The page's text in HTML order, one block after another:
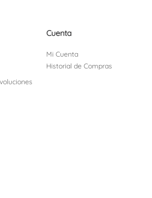
Cuenta
Mi Cuenta
Historial de Compras